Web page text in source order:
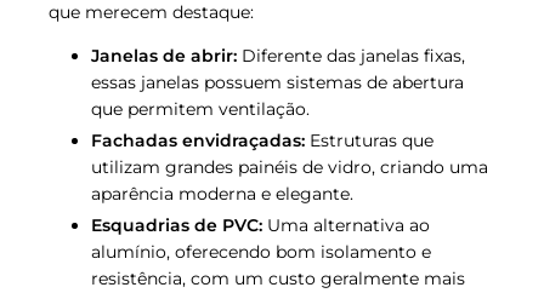
que merecem destaque:
Janelas de abrir: Diferente das janelas fixas,
essas janelas possuem sistemas de abertura
que permitem ventilação.
Fachadas envidraçadas: Estruturas que
utilizam grandes painéis de vidro, criando uma
aparência moderna e elegante.
Esquadrias de PVC: Uma alternativa ao
alumínio, oferecendo bom isolamento e
resistência, com um custo geralmente mais